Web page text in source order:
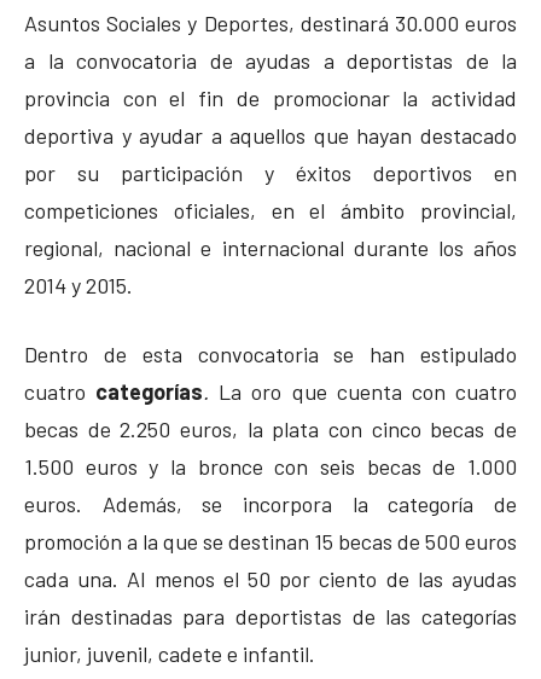
Asuntos Sociales y Deportes, destinará 30.000 euros
a la convocatoria de ayudas a deportistas de la
provincia con el fin de promocionar la actividad
deportiva y ayudar a aquellos que hayan destacado
por su participación y éxitos deportivos en
competiciones oficiales, en el ámbito provincial,
regional, nacional e internacional durante los años
2014 y 2015.
Dentro de esta convocatoria se han estipulado
cuatro categorías. La oro que cuenta con cuatro
becas de 2.250 euros, la plata con cinco becas de
1.500 euros y la bronce con seis becas de 1.000
euros. Además, se incorpora la categoría de
promoción a la que se destinan 15 becas de 500 euros
cada una. Al menos el 50 por ciento de las ayudas
irán destinadas para deportistas de las categorías
junior, juvenil, cadete e infantil.